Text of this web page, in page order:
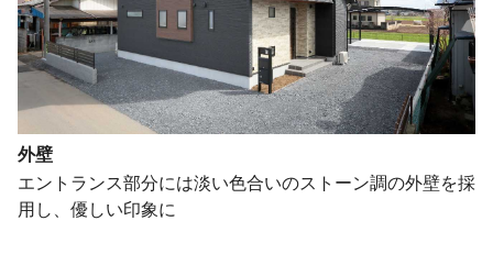
外壁
エントランス部分には淡い色合いのストーン調の外壁を採
用し、優しい印象に